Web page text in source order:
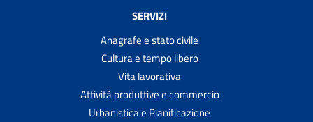
SERVIZI
Anagrafe e stato civile
Cultura e tempo libero
Vita lavorativa
Attività produttive e commercio
Urbanistica e Pianificazione